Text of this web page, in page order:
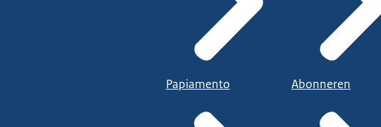
Papiamento Abonneren